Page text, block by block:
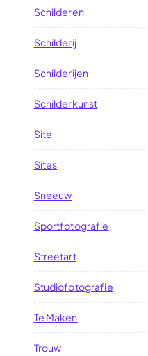
Schilderen
Schilderij
Schilderijen
Schilderkunst
Site
Sites
Sneeuw
Sportfotografie
Streetart
Studiofotografie
Te Maken
Trouw